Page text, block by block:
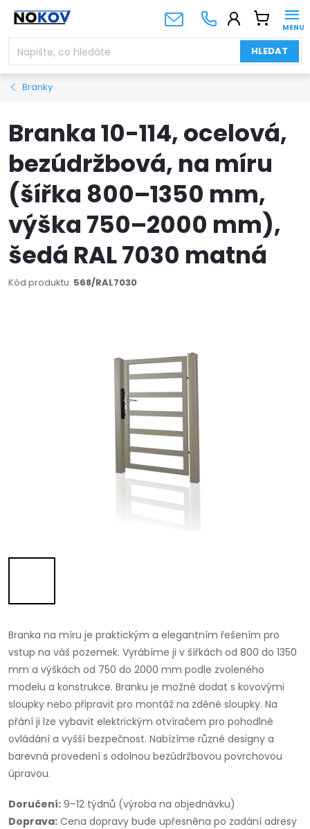
Přejít
obsah
HLEDAT
NÁKUPNÍ
KOŠÍK
Branky
Branka 10-114, ocelová,
bezúdržbová, na míru
(šířka 800–1350 mm,
výška 750–2000 mm),
šedá RAL 7030 matná
Kód produktu: 568/RAL7030
Branka na míru je praktickým a elegantním řešením pro
vstup na váš pozemek. Vyrábíme ji v šířkách od 800 do 1350
mm a výškách od 750 do 2000 mm podle zvoleného
modelu a konstrukce. Branku je možné dodat s kovovými
sloupky nebo připravit pro montáž na zděné sloupky. Na
přání ji lze vybavit elektrickým otvíračem pro pohodlné
ovládání a vyšší bezpečnost. Nabízíme různé designy a
barevná provedení s odolnou bezúdržbovou povrchovou
úpravou.
Doručení: 9–12 týdnů (výroba na objednávku)
Doprava: Cena dopravy bude upřesněna po zadání adresy